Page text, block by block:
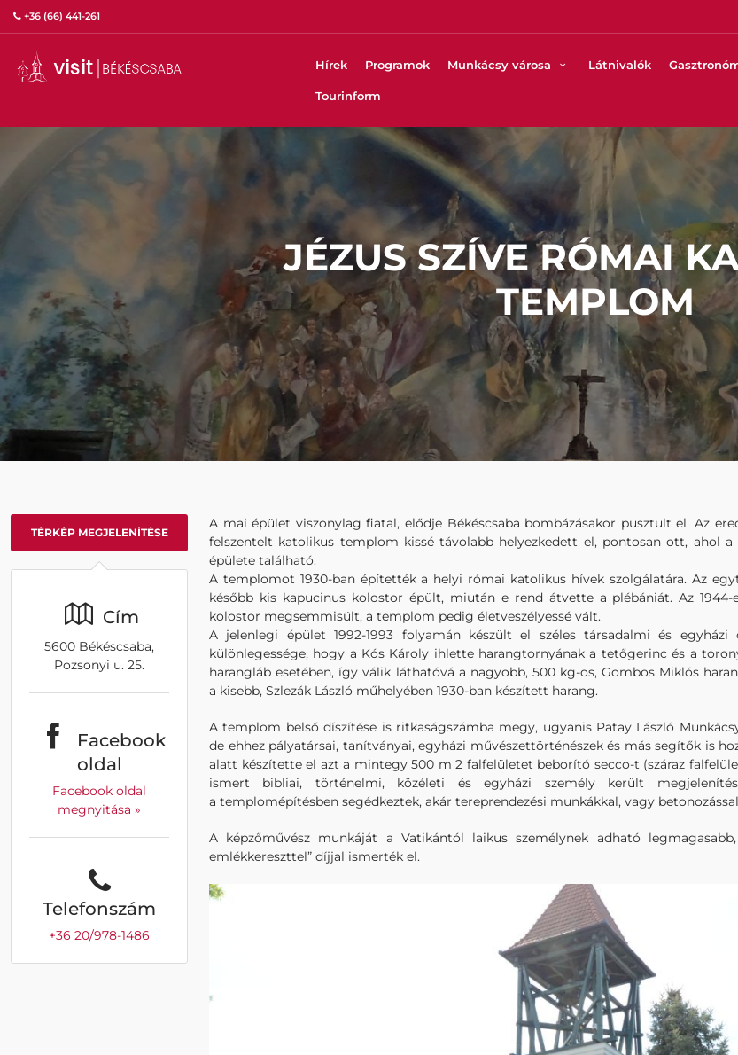
+36 (66) 441-261
Hírek Programok Munkácsy városa Látnivalók
Tourinform
JÉZUS SZÍVE RÓMAI
TEMPLOM
TÉRKÉP MEGJELENÍTÉSE
Cím
5600 Békéscsaba,
Pozsonyi u. 25.
Facebook
oldal
Facebook oldal
megnyitása »
Telefonszám
+36 20/978-1486
A mai épület viszonylag fiatal, elődje Békéscsaba bombázásakor pusztult el. Az
felszentelt katolikus templom kissé távolabb helyezkedett el, pontosan ott, ahol a
épülete található.
A templomot 1930-ban építették a helyi római katolikus hívek szolgálatára. Az
később kis kapucinus kolostor épült, miután e rend átvette a plébániát. Az
kolostor megsemmisült, a templom pedig életveszélyessé vált.
A jelenlegi épület 1992-1993 folyamán készült el széles társadalmi és egyházi
különlegessége, hogy a Kós Károly ihlette harangtornyának a tetőgerinc és a
harangláb esetében, így válik láthatóvá a nagyobb, 500 kg-os, Gombos Miklós
a kisebb, Szlezák László műhelyében 1930-ban készített harang.
A templom belső díszítése is ritkaságszámba megy, ugyanis Patay László
de ehhez pályatársai, tanítványai, egyházi művészettörténészek és más segítők is
alatt készítette el azt a mintegy 500 m 2 falfelületet beborító secco-t (száraz
ismert bibliai, történelmi, közéleti és egyházi személy került
a templomépítésben segédkeztek, akár tereprendezési munkákkal, vagy
A képzőművész munkáját a Vatikántól laikus személynek adható
emlékkereszttel” díjjal ismerték el.